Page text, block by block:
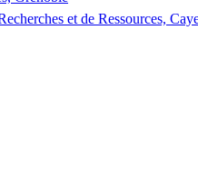
et de Ressources,